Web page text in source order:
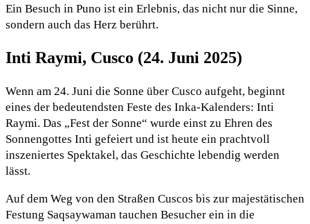
Ein Besuch in Puno ist ein Erlebnis, das nicht nur die Sinne,
sondern auch das Herz berührt.
Inti Raymi, Cusco (24. Juni 2025)
Wenn am 24. Juni die Sonne über Cusco aufgeht, beginnt
eines der bedeutendsten Feste des Inka-Kalenders: Inti
Raymi. Das „Fest der Sonne“ wurde einst zu Ehren des
Sonnengottes Inti gefeiert und ist heute ein prachtvoll
inszeniertes Spektakel, das Geschichte lebendig werden
lässt.
Auf dem Weg von den Straßen Cuscos bis zur majestätischen
Festung Saqsaywaman tauchen Besucher ein in die